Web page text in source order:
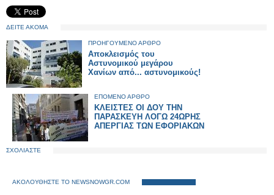
ΔΕΙΤΕ ΑΚΟΜΑ
ΠΡΟΗΓΟΥΜΕΝΟ ΑΡΘΡΟ
Αποκλεισμός του
Αστυνομικού μεγάρου
Χανίων από... αστυνομικούς!
ΕΠΟΜΕΝΟ ΑΡΘΡΟ
ΚΛΕΙΣΤΕΣ ΟΙ ΔΟΥ ΤΗΝ
ΠΑΡΑΣΚΕΥΗ ΛΟΓΩ 24ΩΡΗΣ
ΑΠΕΡΓΙΑΣ ΤΩΝ ΕΦΟΡΙΑΚΩΝ
ΣΧΟΛΙΑΣΤΕ
ΑΚΟΛΟΥΘΗΣΤΕ ΤΟ NEWSNOWGR.COM